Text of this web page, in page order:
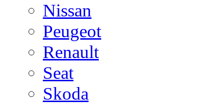
Nissan
Peugeot
Renault
Seat
Skoda